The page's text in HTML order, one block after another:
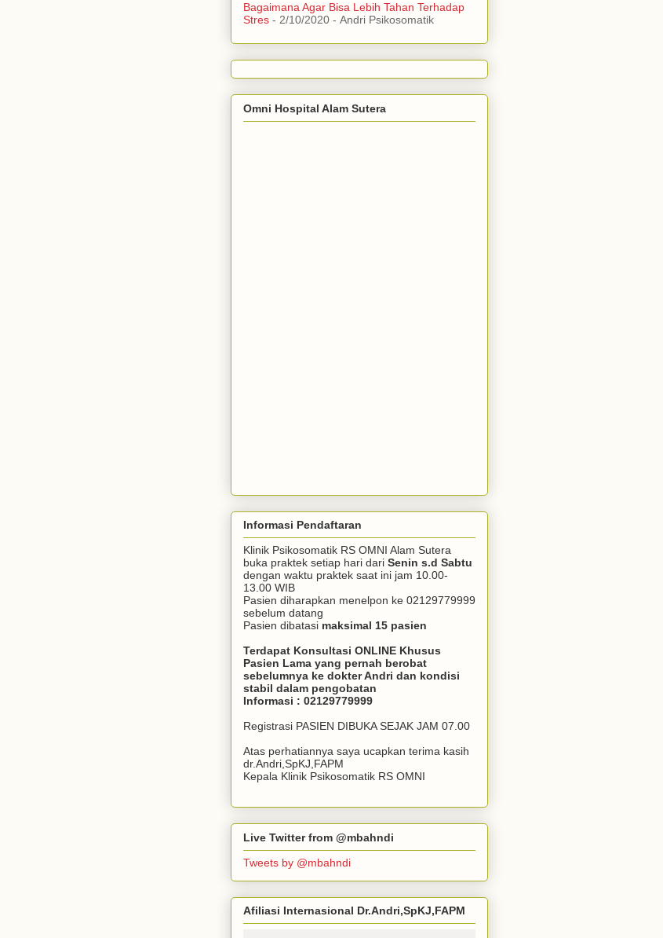
Bagaimana Agar Bisa Lebih Tahan Terhadap
Stres - 2/10/2020 - Andri Psikosomatik
Omni Hospital Alam Sutera
Informasi Pendaftaran
Klinik Psikosomatik RS OMNI Alam Sutera
buka praktek setiap hari dari Senin s.d Sabtu
dengan waktu praktek saat ini jam 10.00-
13.00 WIB
Pasien diharapkan menelpon ke 02129779999
sebelum datang
Pasien dibatasi maksimal 15 pasien
Terdapat Konsultasi ONLINE Khusus
Pasien Lama yang pernah berobat
sebelumnya ke dokter Andri dan kondisi
stabil dalam pengobatan
Informasi : 02129779999
Registrasi PASIEN DIBUKA SEJAK JAM 07.00
Atas perhatiannya saya ucapkan terima kasih
dr.Andri,SpKJ,FAPM
Kepala Klinik Psikosomatik RS OMNI
Live Twitter from @mbahndi
Tweets by @mbahndi
Afiliasi Internasional Dr.Andri,SpKJ,FAPM